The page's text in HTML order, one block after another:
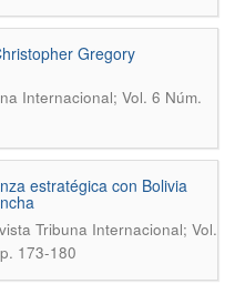
Gregory
Internacional; Vol. 6 Núm.
estratégica con Bolivia
Tribuna Internacional; Vol.
173-180